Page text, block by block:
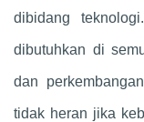
dibidang
dibutuhkan di
dan
tidak heran jika